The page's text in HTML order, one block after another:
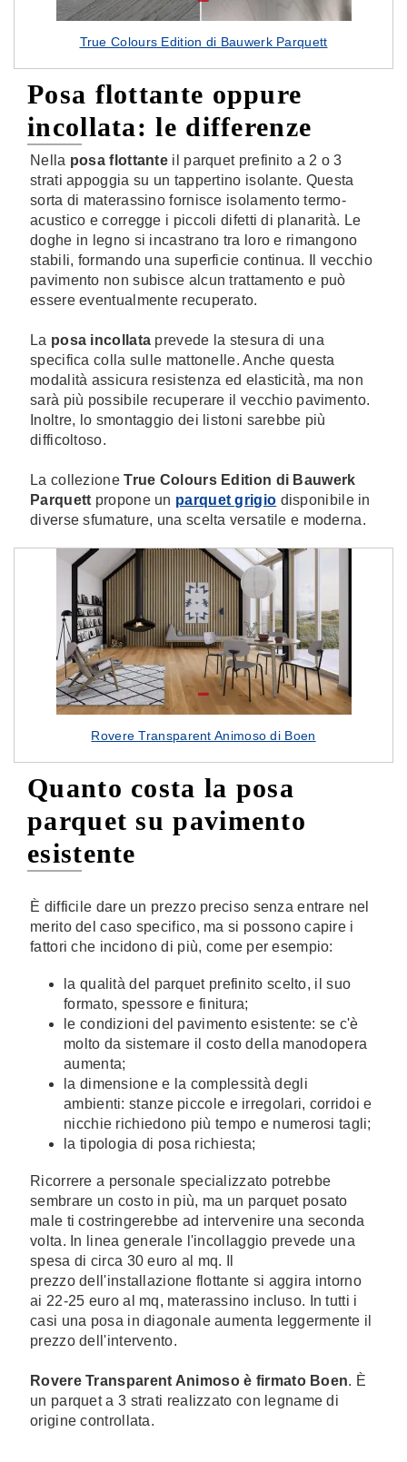
True Colours Edition di Bauwerk Parquett
Posa flottante oppure
incollata: le differenze
Nella posa flottante il parquet prefinito a 2 o 3
strati appoggia su un tappertino isolante. Questa
sorta di materassino fornisce isolamento termo-
acustico e corregge i piccoli difetti di planarità. Le
doghe in legno si incastrano tra loro e rimangono
stabili, formando una superficie continua. Il vecchio
pavimento non subisce alcun trattamento e può
essere eventualmente recuperato.
La posa incollata prevede la stesura di una
specifica colla sulle mattonelle. Anche questa
modalità assicura resistenza ed elasticità, ma non
sarà più possibile recuperare il vecchio pavimento.
Inoltre, lo smontaggio dei listoni sarebbe più
difficoltoso.
La collezioneTrue Colours Edition di Bauwerk
Parquett propone un parquet grigio disponibile in
diverse sfumature, una scelta versatile e moderna.
Rovere Transparent Animoso di Boen
Quanto costa la posa
parquet su pavimento
esistente
È difficile dare un prezzo preciso senza entrare nel
merito del caso specifico, ma si possono capire i
fattori che incidono di più, come per esempio:
la qualità del parquet prefinito scelto, il suo
formato, spessore e finitura;
le condizioni del pavimento esistente: se c'è
molto da sistemare il costo della manodopera
aumenta;
la dimensione e la complessità degli
ambienti: stanze piccole e irregolari, corridoi e
nicchie richiedono più tempo e numerosi tagli;
la tipologia di posa richiesta;
Ricorrere a personale specializzato potrebbe
sembrare un costo in più, ma un parquet posato
male ti costringerebbe ad intervenire una seconda
volta. In linea generale l'incollaggio prevede una
spesa di circa 30 euro al mq. Il
prezzo dell'installazione flottante si aggira intorno
ai 22-25 euro al mq, materassino incluso. In tutti i
casi una posa in diagonale aumenta leggermente il
prezzo dell'intervento.
Rovere Transparent Animoso è firmato Boen. È
un parquet a 3 strati realizzato con legname di
origine controllata.